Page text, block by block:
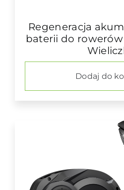
Regeneracja
baterii do
Dodaj do